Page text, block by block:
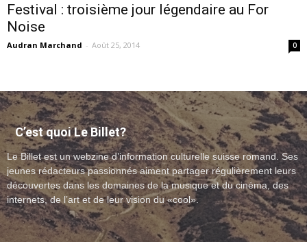
Festival : troisième jour légendaire au For
Noise
Audran Marchand - Août 25, 2014 0
C’est quoi Le Billet?
Le Billet est un webzine d’information culturelle suisse romand. Ses
jeunes rédacteurs passionnés aiment partager régulièrement leurs
découvertes dans les domaines de la musique et du cinéma, des
internets, de l’art et de leur vision du «cool».